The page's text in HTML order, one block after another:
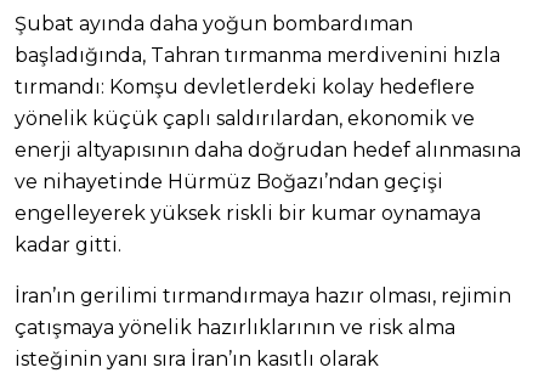
Şubat ayında daha yoğun bombardıman
başladığında, Tahran tırmanma merdivenini hızla
tırmandı: Komşu devletlerdeki kolay hedeflere
yönelik küçük çaplı saldırılardan, ekonomik ve
enerji altyapısının daha doğrudan hedef alınmasına
ve nihayetinde Hürmüz Boğazı’ndan geçişi
engelleyerek yüksek riskli bir kumar oynamaya
kadar gitti.
İran’ın gerilimi tırmandırmaya hazır olması, rejimin
çatışmaya yönelik hazırlıklarının ve risk alma
isteğinin yanı sıra İran’ın kasıtlı olarak